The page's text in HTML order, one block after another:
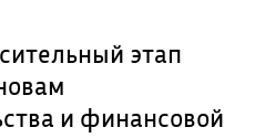
этап
и финансовой